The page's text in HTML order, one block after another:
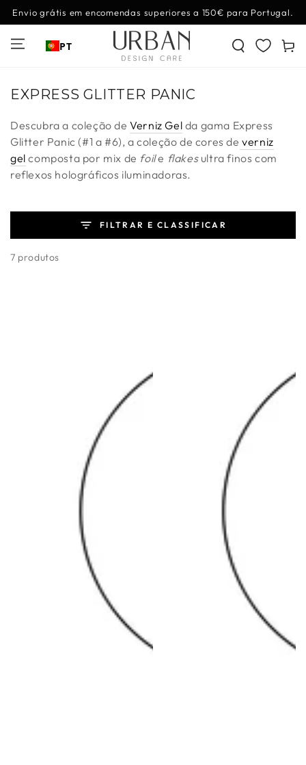
IR PARA O
CONTEÚDO
Envio grátis em encomendas superiores a 150€ para Portugal.
PT
Coleção:
EXPRESS GLITTER PANIC
Descubra a coleção deVerniz Gel da gama Express
Glitter Panic (#1 a #6), a coleção de cores de verniz
gel composta por mix de foile flakesultra finos com
reflexos holográficos iluminadoras.
FILTRAR E CLASSIFICAR
7 produtos